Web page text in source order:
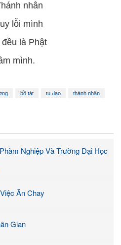
nhân
lỗi mình
là Phật
mình.
bồ tát tu đạo thánh nhân
Nghiệp Và Trường Đại Học
Ăn Chay
Gian